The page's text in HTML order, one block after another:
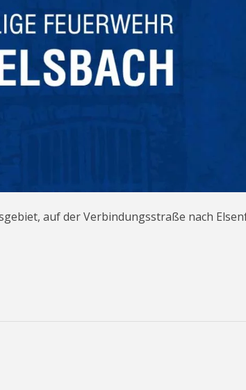
auf der Verbindungsstraße nach